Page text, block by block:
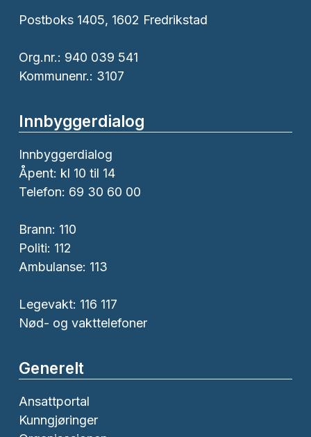
Postboks 1405, 1602 Fredrikstad
Org.nr.: 940 039 541
Kommunenr.: 3107
Innbyggerdialog
Innbyggerdialog
Åpent: kl 10 til 14
Telefon: 69 30 60 00
Brann: 110
Politi: 112
Ambulanse: 113
Legevakt: 116 117
Nød- og vakttelefoner
Generelt
Ansattportal
Kunngjøringer